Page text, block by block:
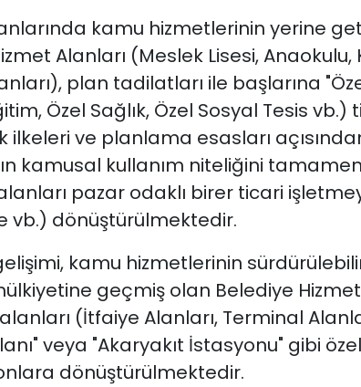
kamu hizmetlerinin yerine
Alanları (Meslek Lisesi, Anaokulu,
plan tadilatları ile başlarına
Özel Sağlık, Özel Sosyal Tesis
ilkeleri ve planlama esasları
kamusal kullanım niteliğini
pazar odaklı birer ticari
vb.) dönüştürülmektedir.
kamu hizmetlerinin
geçmiş olan Belediye
(İtfaiye Alanları, Terminal
veya "Akaryakıt İstasyonu" gibi
dönüştürülmektedir.